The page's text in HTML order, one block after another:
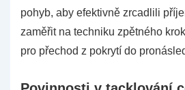
pohyb, aby efektivně zrcadlili
zaměřit na techniku zpětného
pro přechod z pokrytí do